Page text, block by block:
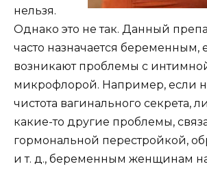
нельзя.
Однако это не так. Данный
часто назначается беременным,
возникают проблемы с
микрофлорой. Например, если
чистота вагинального секрета,
какие-то другие проблемы,
гормональной перестройкой,
и т. д., беременным женщинам